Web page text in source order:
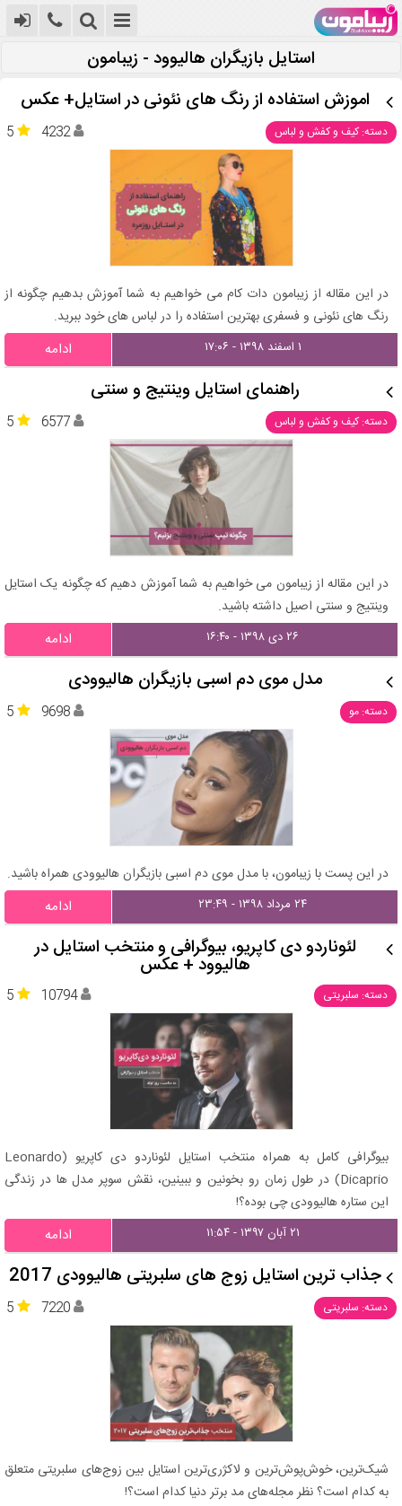
استایل بازیگران هالیوود - زیبامون
اموزش استفاده از رنگ های نئونی در استایل+ عکس
دسته: کیف و کفش و لباس 5 4232
در این مقاله از زیبامون دات کام می خواهیم به شما آموزش بدهیم چگونه از
رنگ های نئونی و فسفری بهترین استفاده را در لباس های خود ببرید.
۱ اسفند ۱۳۹۸ - ۱۷:۰۶ ادامه
راهنمای استایل وینتیج و سنتی
دسته: کیف و کفش و لباس 5 6577
در این مقاله از زیبامون می خواهیم به شما آموزش دهیم که چگونه یک استایل
وینتیج و سنتی اصیل داشته باشید.
۲۶ دی ۱۳۹۸ - ۱۶:۴۰ ادامه
مدل موی دم اسبی بازیگران هالیوودی
دسته: مو 5 9698
در این پست با زیبامون، با مدل موی دم اسبی بازیگران هالیوودی همراه باشید.
۲۴ مرداد ۱۳۹۸ - ۲۳:۴۹ ادامه
لئوناردو دی کاپریو، بیوگرافی و منتخب استایل در
هالیوود + عکس
دسته: سلبریتی 5 10794
بیوگرافی کامل به همراه منتخب استایل لئوناردو دی کاپریو (Leonardo
Dicaprio) در طول زمان رو بخونین و ببینین، نقش سوپر مدل ها در زندگی
این ستاره هالیوودی چی بوده؟!
۲۱ آبان ۱۳۹۷ - ۱۱:۵۴ ادامه
جذاب ترین استایل زوج های سلبریتی هالیوودی 2017
دسته: سلبریتی 5 7220
شیک‌ترین، خوش‌پوش‌ترین و لاکژری‌ترین استایل بین زوج‌های سلبریتی متعلق
به کدام است؟ نظر مجله‌های مد برتر دنیا کدام است؟!